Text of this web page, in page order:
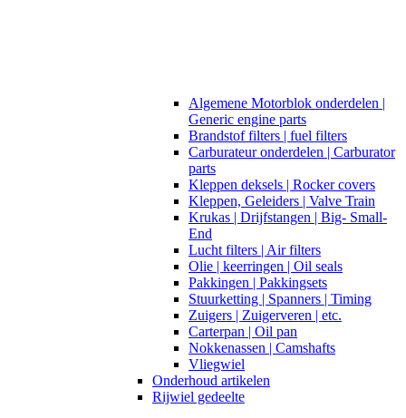
Algemene Motorblok onderdelen |
Generic engine parts
Brandstof filters | fuel filters
Carburateur onderdelen | Carburator
parts
Kleppen deksels | Rocker covers
Kleppen, Geleiders | Valve Train
Krukas | Drijfstangen | Big- Small-
End
Lucht filters | Air filters
Olie | keerringen | Oil seals
Pakkingen | Pakkingsets
Stuurketting | Spanners | Timing
Zuigers | Zuigerveren | etc.
Carterpan | Oil pan
Nokkenassen | Camshafts
Vliegwiel
Onderhoud artikelen
Rijwiel gedeelte